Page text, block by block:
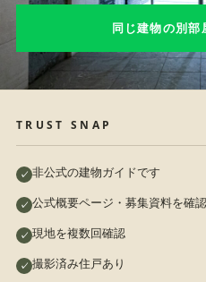
同じ建物の別部
TRUST SNAP
非公式の建物ガイドです
公式概要ページ・募集資料を確認
現地を複数回確認
撮影済み住戸あり